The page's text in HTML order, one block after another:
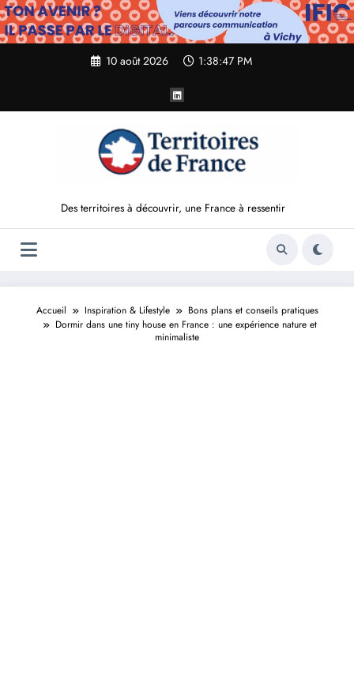
Aller
au
contenu
10 août 2026 1:38:49 PM
Des territoires à découvrir, une France à ressentir
Accueil Inspiration & Lifestyle
Bons plans et conseils pratiques
Dormir dans une tiny house en France : une expérience nature et
minimaliste